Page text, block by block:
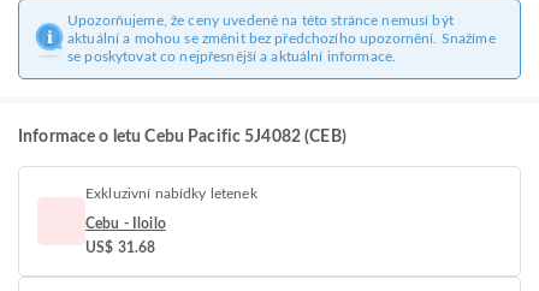
Upozorňujeme, že ceny uvedené na této stránce nemusí být
aktuální a mohou se změnit bez předchozího upozornění. Snažíme
se poskytovat co nejpřesnější a aktuální informace.
Informace o letu Cebu Pacific 5J4082 (CEB)
Exkluzivní nabídky letenek
Cebu - Iloilo
US$ 31.68